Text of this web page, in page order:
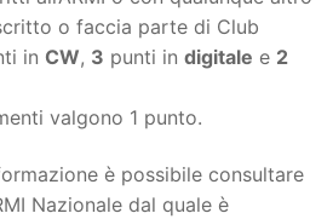
o faccia parte di Club
in CW, 3 punti in digitale e 2
valgono 1 punto.
è possibile consultare
Nazionale dal quale è